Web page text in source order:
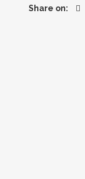
Share on: